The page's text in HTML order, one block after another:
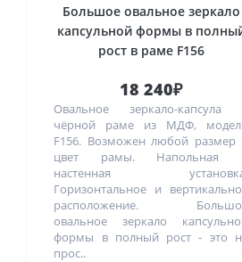
Большое овальное зеркало
капсульной формы в
рост в раме F156
18 240₽
Овальное зеркало-капсула
чёрной раме из МДФ,
F156. Возможен любой размер
цвет рамы. Напольная
настенная
Горизонтальное и
расположение.
овальное зеркало
формы в полный рост - это
прос..